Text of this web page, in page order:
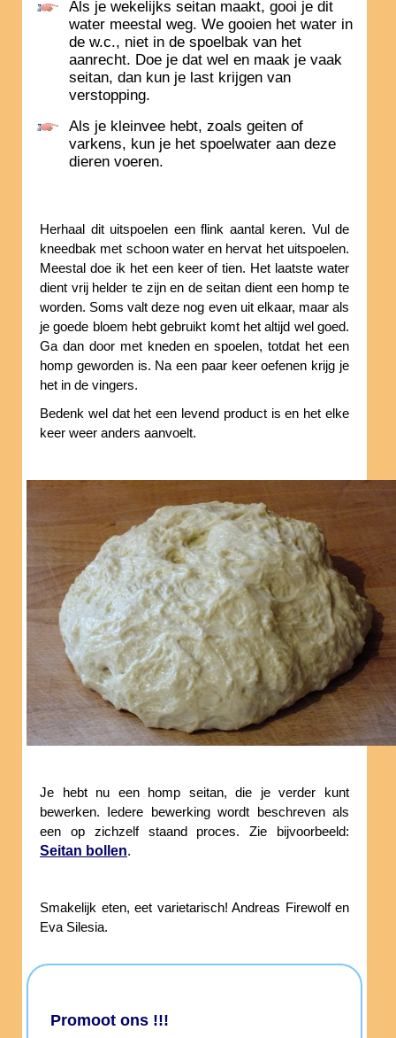
Als je wekelijks seitan maakt, gooi je dit
water meestal weg. We gooien het water in
de w.c., niet in de spoelbak van het
aanrecht. Doe je dat wel en maak je vaak
seitan, dan kun je last krijgen van
verstopping.
Als je kleinvee hebt, zoals geiten of
varkens, kun je het spoelwater aan deze
dieren voeren.
Herhaal dit uitspoelen een flink aantal keren. Vul de
kneedbak met schoon water en hervat het uitspoelen.
Meestal doe ik het een keer of tien. Het laatste water
dient vrij helder te zijn en de seitan dient een homp te
worden. Soms valt deze nog even uit elkaar, maar als
je goede bloem hebt gebruikt komt het altijd wel goed.
Ga dan door met kneden en spoelen, totdat het een
homp geworden is. Na een paar keer oefenen krijg je
het in de vingers.
Bedenk wel dat het een levend product is en het elke
keer weer anders aanvoelt.
Je hebt nu een homp seitan, die je verder kunt
bewerken. Iedere bewerking wordt beschreven als
een op zichzelf staand proces. Zie bijvoorbeeld:
Seitan bollen.
Smakelijk eten, eet varietarisch! Andreas Firewolf en
Eva Silesia.
Promoot ons !!!